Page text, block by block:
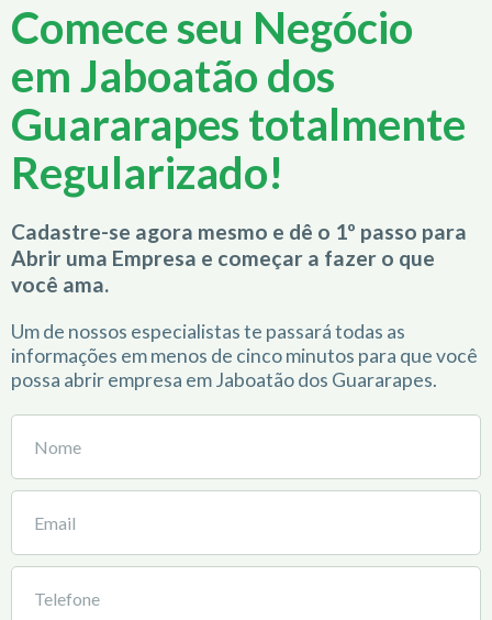
Comece seu Negócio
em Jaboatão dos
Guararapes totalmente
Regularizado!
Cadastre-se agora mesmo e dê o 1º passo para
Abrir uma Empresa e começar a fazer o que
você ama.
Um de nossos especialistas te passará todas as
informações em menos de cinco minutos para que você
possa abrir empresa em Jaboatão dos Guararapes.